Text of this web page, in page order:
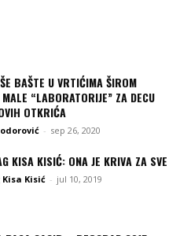
BAŠTE U VRTIĆIMA ŠIROM
“LABORATORIJE” ZA DECU
OTKRIĆA
- sep 26, 2020
KISA KISIĆ: ONA JE KRIVA ZA SVE
Kisić - jul 10, 2019